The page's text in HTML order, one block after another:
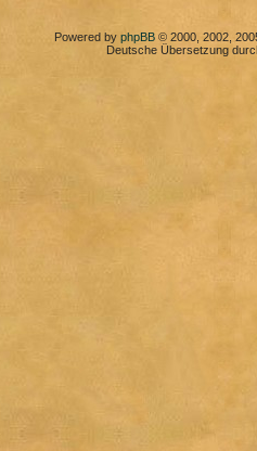
Powered by phpBB © 2000, 2002,
Deutsche Übersetzung